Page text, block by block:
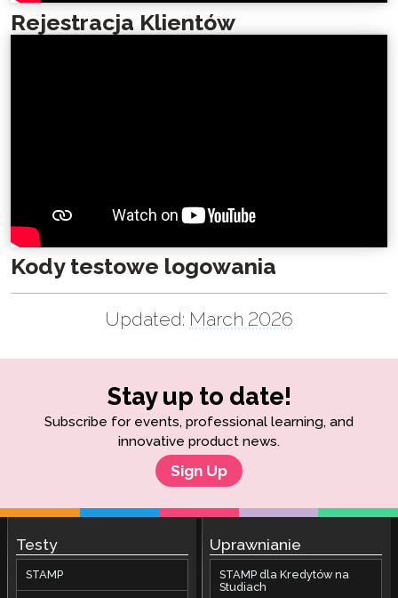
Rejestracja Klientów
Kody testowe logowania
Updated: March 2026
Stay up to date!
Subscribe for events, professional learning, and
innovative product news.
Sign Up
Testy
STAMP
Uprawnianie
STAMP dla Kredytów na
Studiach